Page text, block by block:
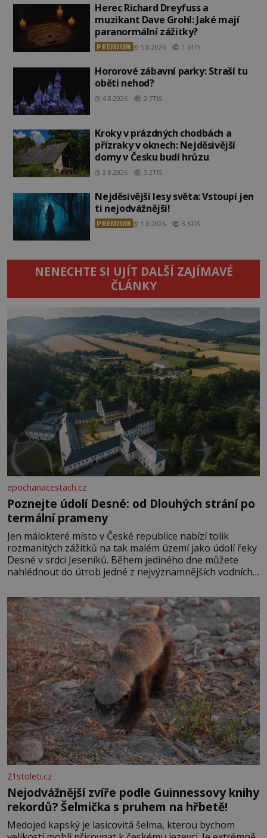
Herec Richard Dreyfuss a
muzikant Dave Grohl: Jaké mají
paranormální zážitky?
PREMIUM 5.8.2026 1.6TIS
Hororové zábavní parky: Straší tu
oběti nehod?
4.8.2026 2.7TIS
Kroky v prázdných chodbách a
přízraky v oknech: Nejděsivější
domy v Česku budí hrůzu
2.8.2026 3.2TIS
Nejděsivější lesy světa: Vstoupí jen
ti nejodvážnější!
PREMIUM 1.8.2026 3.5TIS
NENECHTE SI UJÍT DALŠÍ ZAJÍMAVÉ
ČLÁNKY
epochanacestach.cz
Poznejte údolí Desné: od Dlouhých strání po
termální prameny
Jen málokteré místo v České republice nabízí tolik
rozmanitých zážitků na tak malém území jako údolí řeky
Desné v srdci Jeseníků. Během jediného dne můžete
nahlédnout do útrob jedné z nejvýznamnějších vodních
se na koloběžce a den zakončit poznáváním památek ve
Velkých Losinách nebo v termálním
21stoleti.cz
Nejodvážnější zvíře podle Guinnessovy knihy
rekordů? Šelmička s pruhem na hřbetě!
Medojed kapský je lasicovitá šelma, kterou bychom